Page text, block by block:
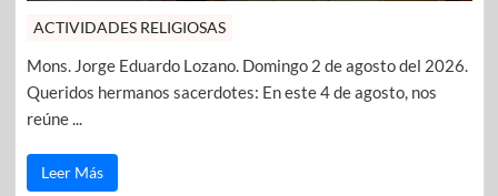
ACTIVIDADES RELIGIOSAS
Mons. Jorge Eduardo Lozano. Domingo 2 de agosto del 2026.
Queridos hermanos sacerdotes: En este 4 de agosto, nos
reúne ...
Leer Más